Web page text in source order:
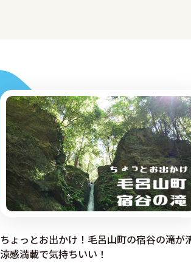
ちょっとお出かけ！毛呂山町の宿谷の滝が
涼感満載で気持ちいい！